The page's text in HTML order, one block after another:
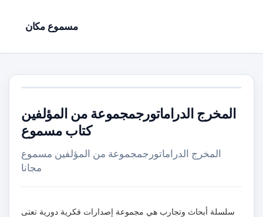
مسموع مكان
المخرج الدراماتورجمجموعة من المؤلفين
كتاب مسموع
المخرج الدراماتورجمجموعة من المؤلفين مسموع
مجانا
سلسلة أبحاث وتجارب هي مجموعة إصدارات فكرية دورية تعتى